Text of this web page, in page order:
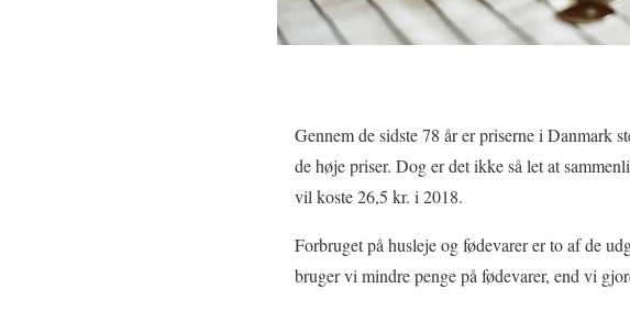
Gennem de sidste 78 år er priserne i Danmark
de høje priser. Dog er det ikke så let at
vil koste 26,5 kr. i 2018.
Forbruget på husleje og fødevarer er to af de
bruger vi mindre penge på fødevarer, end vi